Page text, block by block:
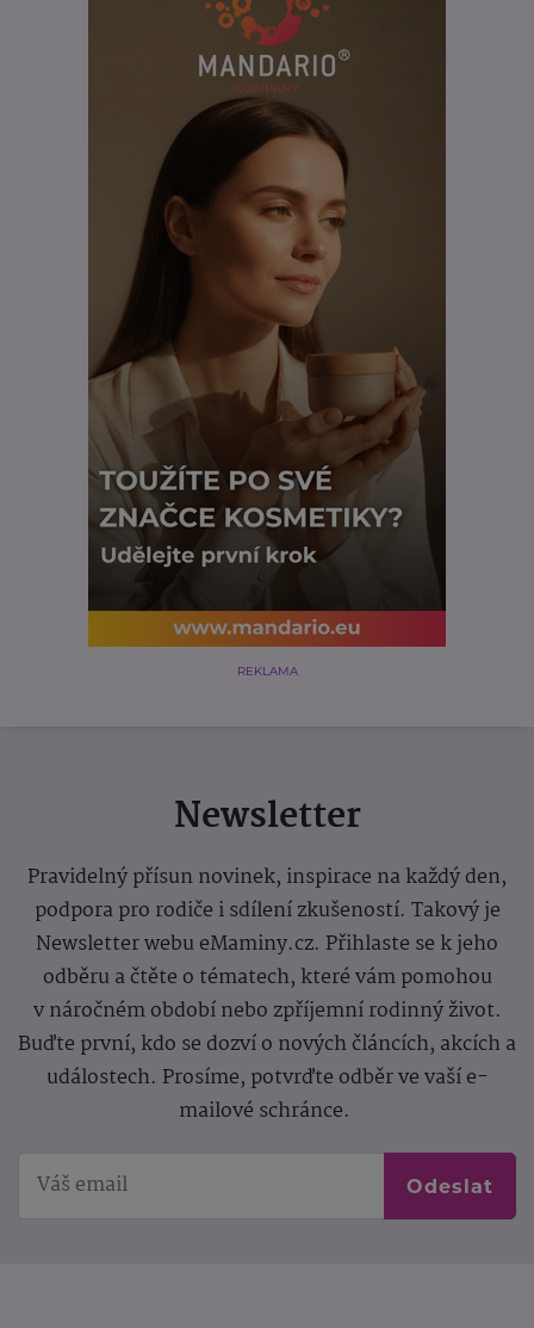
REKLAMA
Newsletter
Pravidelný přísun novinek, inspirace na každý den,
podpora pro rodiče i sdílení zkušeností. Takový je
Newsletter webu eMaminy.cz. Přihlaste se k jeho
odběru a čtěte o tématech, které vám pomohou
v náročném období nebo zpříjemní rodinný život.
Buďte první, kdo se dozví o nových článcích, akcích a
událostech. Prosíme, potvrďte odběr ve vaší e-
mailové schránce.
Odeslat